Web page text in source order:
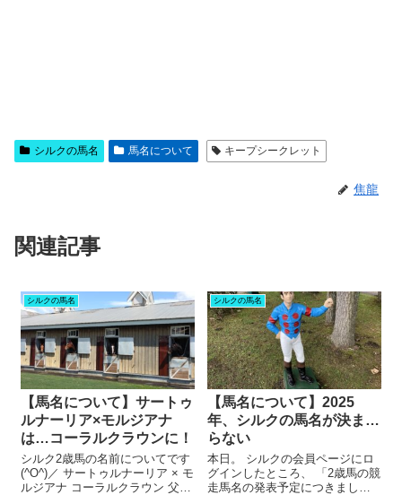
シルクの馬名 馬名について キープシークレット
焦龍
関連記事
シルクの馬名
【馬名について】サートゥ
ルナーリア×モルジアナ
は…コーラルクラウンに！
シルク2歳馬の名前についてです
(^O^)／ サートゥルナーリア × モ
ルジアナ コーラルクラウン 父：
シルクの馬名
【馬名について】2025
年、シルクの馬名が決ま…
らない
本日。 シルクの会員ページにロ
グインしたところ、 「2歳馬の競
走馬名の発表予定につきまし